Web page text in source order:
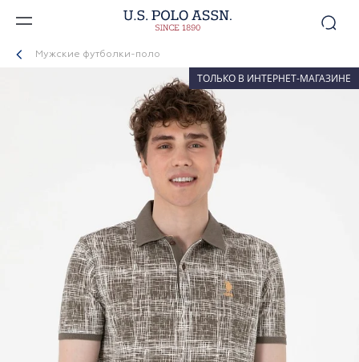
Мужские футболки-поло
ТОЛЬКО В ИНТЕРНЕТ-МАГАЗИНЕ